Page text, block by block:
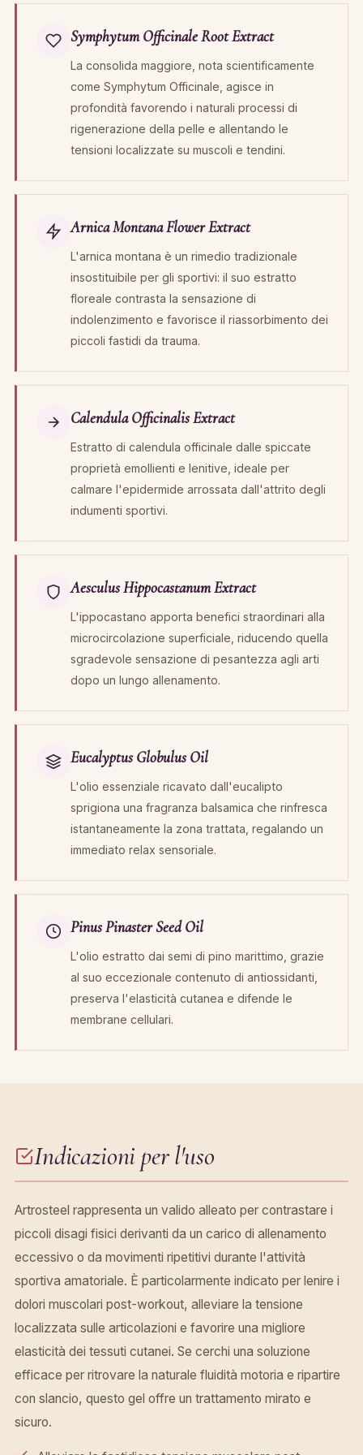
Symphytum Officinale Root Extract
La consolida maggiore, nota scientificamente
come Symphytum Officinale, agisce in
profondità favorendo i naturali processi di
rigenerazione della pelle e allentando le
tensioni localizzate su muscoli e tendini.
Arnica Montana Flower Extract
L'arnica montana è un rimedio tradizionale
insostituibile per gli sportivi: il suo estratto
floreale contrasta la sensazione di
indolenzimento e favorisce il riassorbimento dei
piccoli fastidi da trauma.
Calendula Officinalis Extract
Estratto di calendula officinale dalle spiccate
proprietà emollienti e lenitive, ideale per
calmare l'epidermide arrossata dall'attrito degli
indumenti sportivi.
Aesculus Hippocastanum Extract
L'ippocastano apporta benefici straordinari alla
microcircolazione superficiale, riducendo quella
sgradevole sensazione di pesantezza agli arti
dopo un lungo allenamento.
Eucalyptus Globulus Oil
L'olio essenziale ricavato dall'eucalipto
sprigiona una fragranza balsamica che rinfresca
istantaneamente la zona trattata, regalando un
immediato relax sensoriale.
Pinus Pinaster Seed Oil
L'olio estratto dai semi di pino marittimo, grazie
al suo eccezionale contenuto di antiossidanti,
preserva l'elasticità cutanea e difende le
membrane cellulari.
Indicazioni per l'uso
Artrosteel rappresenta un valido alleato per contrastare i
piccoli disagi fisici derivanti da un carico di allenamento
eccessivo o da movimenti ripetitivi durante l'attività
sportiva amatoriale. È particolarmente indicato per lenire i
dolori muscolari post-workout, alleviare la tensione
localizzata sulle articolazioni e favorire una migliore
elasticità dei tessuti cutanei. Se cerchi una soluzione
efficace per ritrovare la naturale fluidità motoria e ripartire
con slancio, questo gel offre un trattamento mirato e
sicuro.